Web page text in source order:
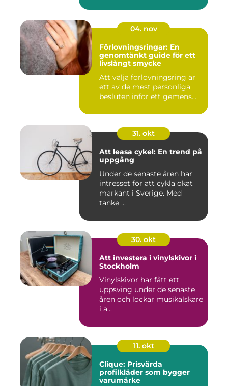
04. nov
Förlovningsringar: En
genomtänkt guide för ett
livslångt smycke
Att välja förlovningsring är
ett av de mest personliga
besluten inför ett gemens...
31. okt
Att leasa cykel: En trend på
uppgång
Under de senaste åren har
intresset för att cykla ökat
markant i Sverige. Med
tanke ...
30. okt
Att investera i vinylskivor i
Stockholm
Vinylskivor har fått ett
uppsving under de senaste
åren och lockar musikälskare
i a...
11. okt
Clique: Prisvärda
profilkläder som bygger
varumärke